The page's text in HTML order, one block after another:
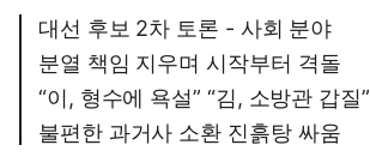
대선 후보 2차 토론 - 사회 분야
분열 책임 지우며 시작부터 격돌
“이, 형수에 욕설” “김, 소방관 갑질”
불편한 과거사 소환 진흙탕 싸움